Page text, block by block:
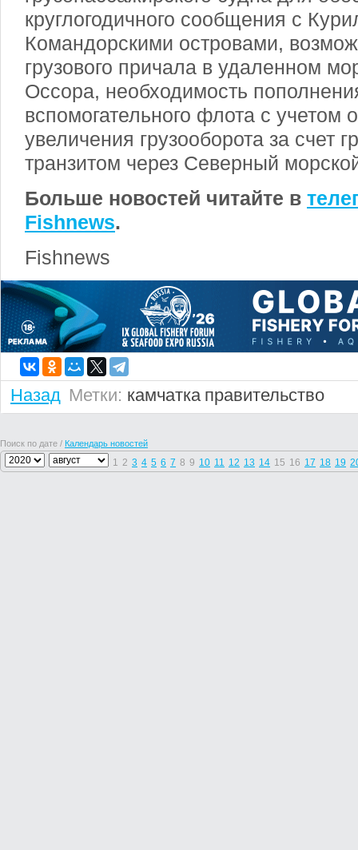
круглогодичного сообщения с
Командорскими островами,
грузового причала в удаленном
Оссора, необходимость
вспомогательного флота с учетом
увеличения грузооборота за счет
транзитом через Северный
Больше новостей читайте в
Fishnews.
Fishnews
Назад Метки: камчатка правительство
Поиск по дате / Календарь новостей
1 2 3 4 5 6 7 8 9 10 11 12 13 14 15 16 17 18 19